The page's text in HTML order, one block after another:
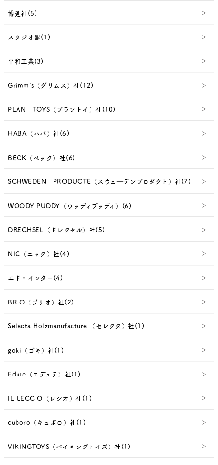
博進社(5)
スタジオ鼎(1)
平和工業(3)
Grimm's（グリムス）社(12)
PLAN TOYS（プラントイ）社(10)
HABA（ハバ）社(6)
BECK（ベック）社(6)
SCHWEDEN PRODUCTE（スウェ―デンプロダクト）社(7)
WOODY PUDDY（ウッディプッディ）(6)
DRECHSEL（ドレクセル）社(5)
NIC（ニック）社(4)
エド・インター(4)
BRIO（ブリオ）社(2)
Selecta Holzmanufacture （セレクタ）社(1)
goki（ゴキ）社(1)
Edute（エデュテ）社(1)
IL LECCIO（レシオ）社(1)
cuboro（キュボロ）社(1)
VIKINGTOYS（バイキングトイズ）社(1)